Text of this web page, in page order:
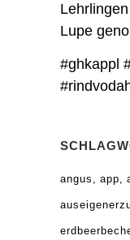
Lupe
#ghkappl
angus app